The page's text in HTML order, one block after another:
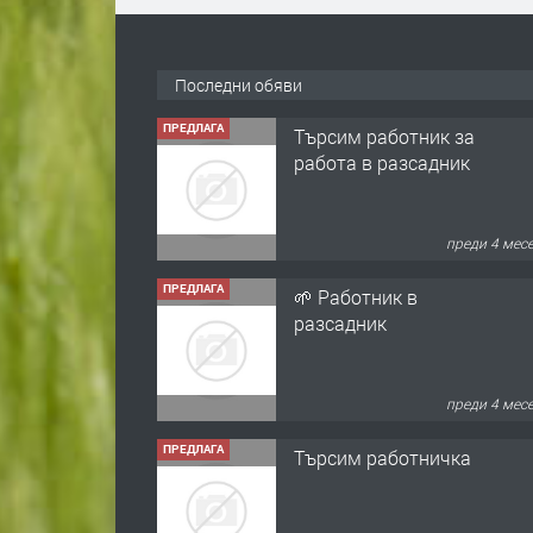
Последни обяви
ПРЕДЛАГА
Търсим работник за
работа в разсадник
преди 4
ПРЕДЛАГА
🌱 Работник в
разсадник
преди 4
ПРЕДЛАГА Търсим работничка